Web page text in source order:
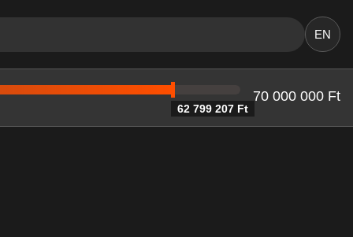
EN
62 799 207 Ft
70 000 000 Ft